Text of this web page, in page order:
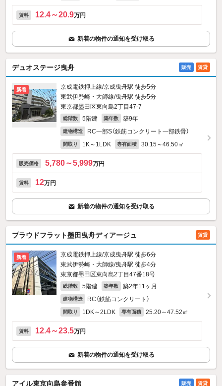
賃料 12.4～20.9万円
新着の物件の通知を受け取る
デュオステージ曳舟 販売 賃貸
新着
京成電鉄押上線/京成曳舟駅 徒歩5分
東武伊勢崎・大師線/曳舟駅 徒歩5分
東京都墨田区東向島2丁目47-7
総階数 5階建 築年数 築9年
建物構造 RC一部S（鉄筋コンクリート一部鉄骨）
間取り 1K～1LDK 専有面積 30.15～46.50㎡
販売価格 5,780～5,999万円
賃料 12万円
新着の物件の通知を受け取る
プラウドフラット墨田曳舟ディアージュ 賃貸
新着
京成電鉄押上線/京成曳舟駅 徒歩6分
東武伊勢崎・大師線/曳舟駅 徒歩4分
東京都墨田区東向島2丁目47番18号
総階数 5階建 築年数 築2年11ヶ月
建物構造 RC（鉄筋コンクリート）
間取り 1DK～2LDK 専有面積 25.20～47.52㎡
賃料 12.4～23.5万円
新着の物件の通知を受け取る
アイル東京向島参番館 販売 賃貸